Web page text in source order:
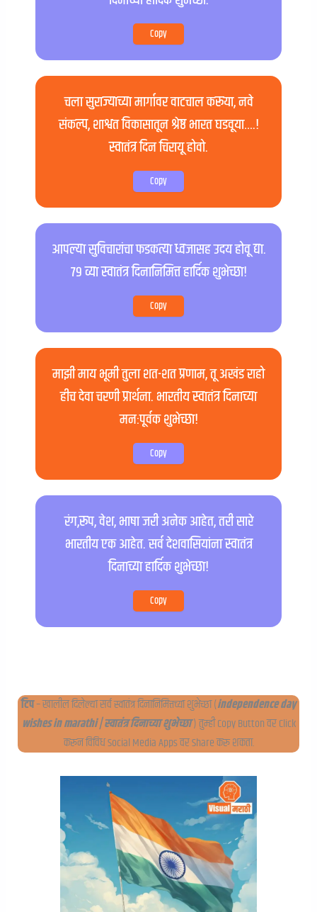
Copy
चला सुराज्याच्या मार्गावर वाटचाल करूया, नवे
संकल्प, शाश्वत विकासातून श्रेष्ठ भारत घडवूया….!
स्वातंत्र दिन चिरायू होवो.
Copy
आपल्या सुविचारांचा फडकत्या ध्वजासह उदय होवू द्या.
७९ व्या स्वातंत्र दिनानिमित्त हार्दिक शुभेच्छा!
Copy
माझी माय भूमी तुला शत-शत प्रणाम, तू अखंड राहो
हीच देवा चरणी प्रार्थना. भारतीय स्वातंत्र दिनाच्या
मनःपूर्वक शुभेच्छा!
Copy
रंग,रूप, वेश, भाषा जरी अनेक आहेत, तरी सारे
भारतीय एक आहेत. सर्व देशवासियांना स्वातंत्र
दिनाच्या हार्दिक शुभेच्छा!
Copy
टिप– खालील दिलेल्या सर्व स्वातंत्र दिनानिमित्तच्या शुभेच्छा (independence day
wishes in marathi | स्वातंत्र दिनाच्या शुभेच्छा) तुम्ही Copy Button वर Click
करून विविध Social Media Apps वर Share करू शकता.